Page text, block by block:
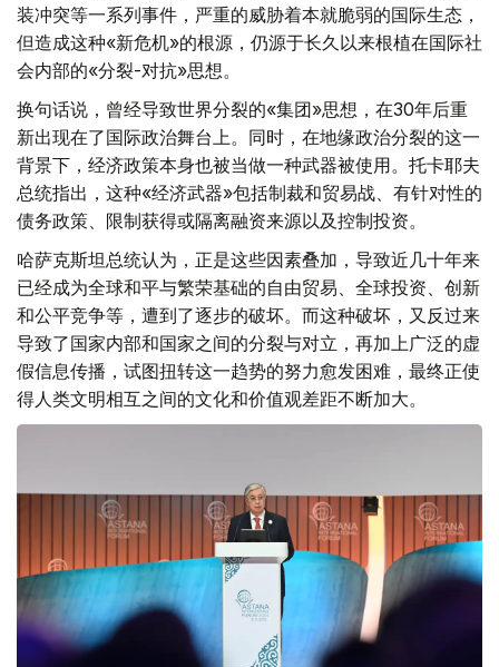
装冲突等一系列事件，严重的威胁着本就脆弱的国际生态，
但造成这种«新危机»的根源，仍源于长久以来根植在国际社
会内部的«分裂-对抗»思想。
换句话说，曾经导致世界分裂的«集团»思想，在30年后重
新出现在了国际政治舞台上。同时，在地缘政治分裂的这一
背景下，经济政策本身也被当做一种武器被使用。托卡耶夫
总统指出，这种«经济武器»包括制裁和贸易战、有针对性的
债务政策、限制获得或隔离融资来源以及控制投资。
哈萨克斯坦总统认为，正是这些因素叠加，导致近几十年来
已经成为全球和平与繁荣基础的自由贸易、全球投资、创新
和公平竞争等，遭到了逐步的破坏。而这种破坏，又反过来
导致了国家内部和国家之间的分裂与对立，再加上广泛的虚
假信息传播，试图扭转这一趋势的努力愈发困难，最终正使
得人类文明相互之间的文化和价值观差距不断加大。